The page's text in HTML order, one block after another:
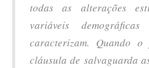
todas as alterações
variáveis
caracterizam. Quando
cláusula de salvaguarda